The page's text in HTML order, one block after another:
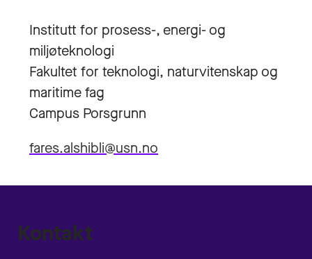
Institutt for prosess-, energi- og
miljøteknologi
Fakultet for teknologi, naturvitenskap og
maritime fag
Campus Porsgrunn
fares.alshibli@usn.no
Kontakt